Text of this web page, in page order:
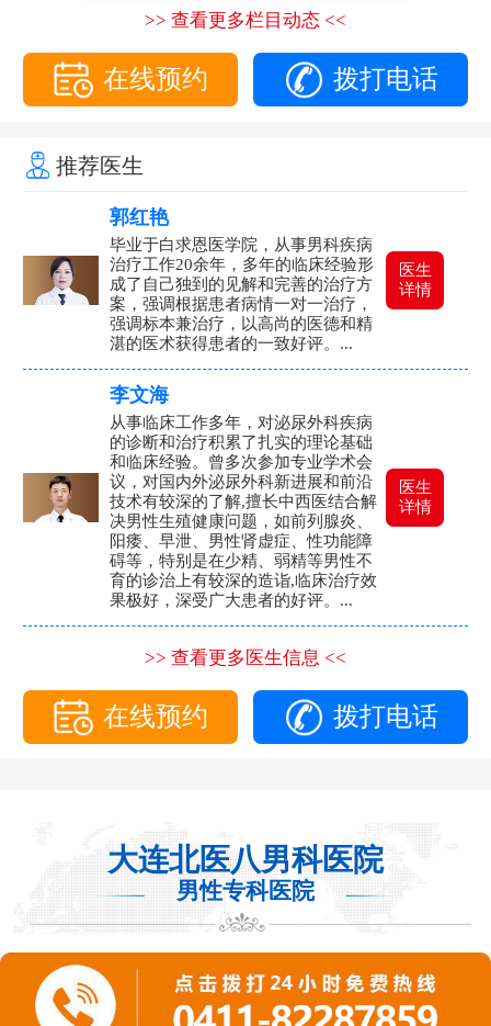
>> 查看更多栏目动态 <<
在线预约 拨打电话
推荐医生
郭红艳
毕业于白求恩医学院，从事男科疾病
治疗工作20余年，多年的临床经验形
成了自己独到的见解和完善的治疗方
案，强调根据患者病情一对一治疗，
强调标本兼治疗，以高尚的医德和精
湛的医术获得患者的一致好评。...
医生
详情
李文海
从事临床工作多年，对泌尿外科疾病
的诊断和治疗积累了扎实的理论基础
和临床经验。曾多次参加专业学术会
议，对国内外泌尿外科新进展和前沿
技术有较深的了解,擅长中西医结合解
决男性生殖健康问题，如前列腺炎、
阳痿、早泄、男性肾虚症、性功能障
碍等，特别是在少精、弱精等男性不
育的诊治上有较深的造诣,临床治疗效
果极好，深受广大患者的好评。...
医生
详情
>> 查看更多医生信息 <<
在线预约 拨打电话
大连北医八男科医院
男性专科医院